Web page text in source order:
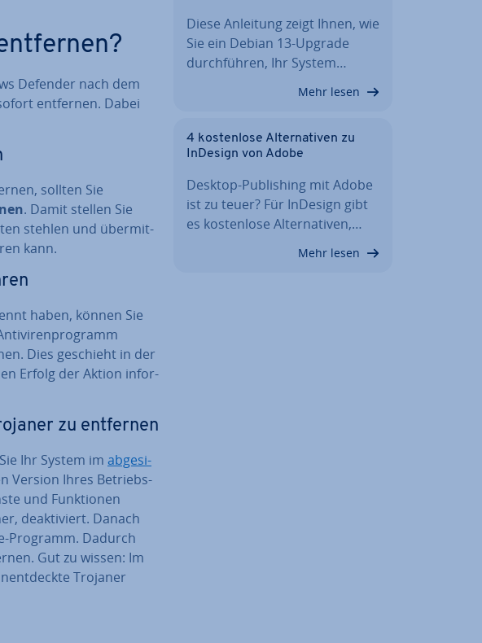
Defender nach dem
entfernen. Dabei
sollten Sie
. Damit stellen Sie
stehlen und über­mit­
kann.
haben, können Sie
Dies geschieht in der
Erfolg der Aktion in­for­
zu entfernen
Ihr System im ab­ge­si­
Version Ihres Be­triebs­
und Funk­tio­nen
de­ak­ti­viert. Danach
Programm. Dadurch
Gut zu wissen: Im
Trojaner
Diese Anleitung zeigt Ihnen, wie
Sie ein Debian 13-Upgrade
durch­füh­ren, Ihr System…
Mehr lesen
4 kos­ten­lo­se Al­ter­na­ti­ven zu
InDesign von Adobe
Desktop-Pu­bli­shing mit Adobe
ist zu teuer? Für InDesign gibt
es kos­ten­lo­se Al­ter­na­ti­ven,…
Mehr lesen